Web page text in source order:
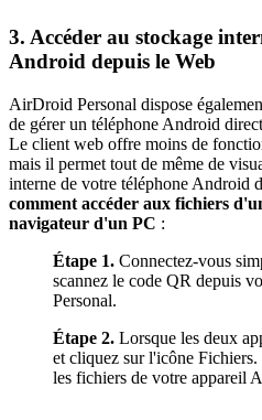
3. Accéder au stockage
Android depuis le Web
AirDroid Personal dispose
de gérer un téléphone Android
Le client web offre moins de
mais il permet tout de même de
interne de votre téléphone Android
comment accéder aux fichiers
navigateur d'un PC :
Étape 1. Connectez-vous
scannez le code QR depuis
Personal.
Étape 2. Lorsque les deux
et cliquez sur l'icône
les fichiers de votre appareil